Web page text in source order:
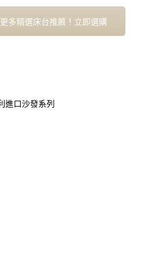
更多精選床台推薦！立即選購